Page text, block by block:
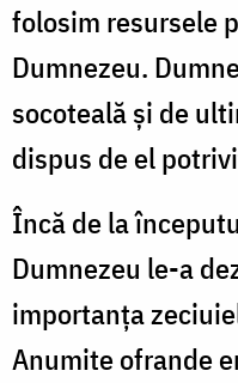
folosim resursele
Dumnezeu.
socoteală și de
dispus de el
Încă de la
Dumnezeu le-a
importanța
Anumite ofrande